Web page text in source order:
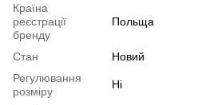
Країна
реєстрації
бренду
Польща
Стан
Новий
Регулювання
розміру
Ні